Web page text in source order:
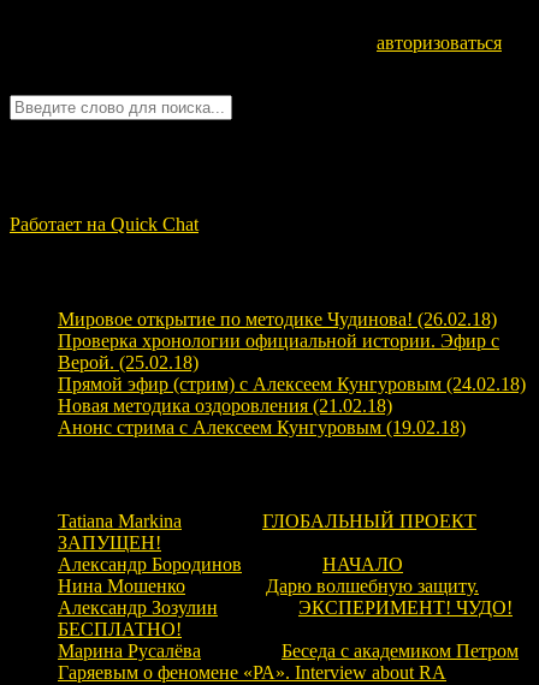
авторизоваться
Работает на Quick Chat
Мировое открытие по методике Чудинова! (26.02.18)
Проверка хронологии официальной истории. Эфир с
Верой. (25.02.18)
Прямой эфир (стрим) с Алексеем Кунгуровым (24.02.18)
Новая методика оздоровления (21.02.18)
Анонс стрима с Алексеем Кунгуровым (19.02.18)
Tatiana Markina
ГЛОБАЛЬНЫЙ ПРОЕКТ
ЗАПУЩЕН!
Александр Бородинов
НАЧАЛО
Нина Мошенко
Дарю волшебную защиту.
Александр Зозулин
ЭКСПЕРИМЕНТ! ЧУДО!
БЕСПЛАТНО!
Марина Русалёва
Беседа с академиком Петром
Гаряевым о феномене «РА». Interview about RA